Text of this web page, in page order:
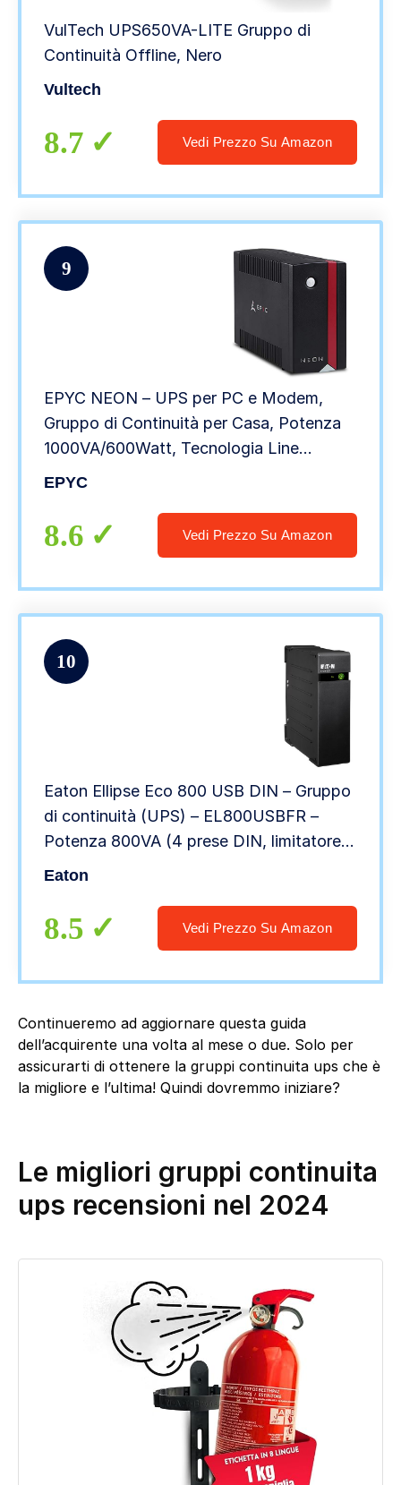
VulTech UPS650VA-LITE Gruppo di
Continuità Offline, Nero
Vultech
8.7 Vedi Prezzo Su Amazon
9
EPYC NEON – UPS per PC e Modem,
Gruppo di Continuità per Casa, Potenza
1000VA/600Watt, Tecnologia Line
Interactive, AVR, 3 Uscite Schuko, UPS
EPYC
8.6 Vedi Prezzo Su Amazon
10
Eaton Ellipse Eco 800 USB DIN – Gruppo
di continuità (UPS) – EL800USBFR –
Potenza 800VA (4 prese DIN, limitatore
di sovratensione, batteria) – UPS con
Eaton
8.5 Vedi Prezzo Su Amazon
Continueremo ad aggiornare questa guida
dell’acquirente una volta al mese o due. Solo per
assicurarti di ottenere la gruppi continuita ups che è
la migliore e l’ultima! Quindi dovremmo iniziare?
Le migliori gruppi continuita
ups recensioni nel 2024